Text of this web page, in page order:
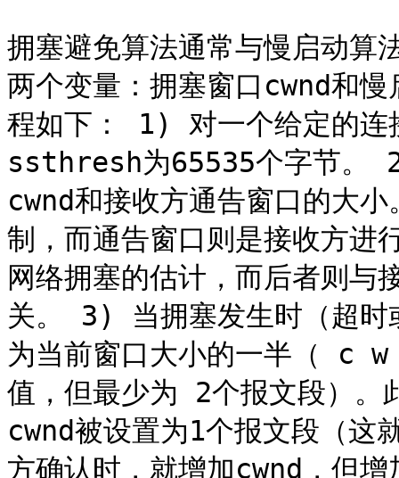
拥塞避免算法通常与慢启动算
两个变量：拥塞窗口cwnd和
程如下： 1) 对一个给定的连
ssthresh为65535个字节。
cwnd和接收方通告窗口的大
制，而通告窗口则是接收方进
网络拥塞的估计，而后者则与
关。 3) 当拥塞发生时（超
为当前窗口大小的一半（ c
值，但最少为 2个报文段）。
cwnd被设置为1个报文段（
方确认时，就增加cwnd，但